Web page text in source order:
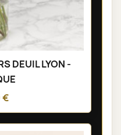
DEUIL LYON -
€